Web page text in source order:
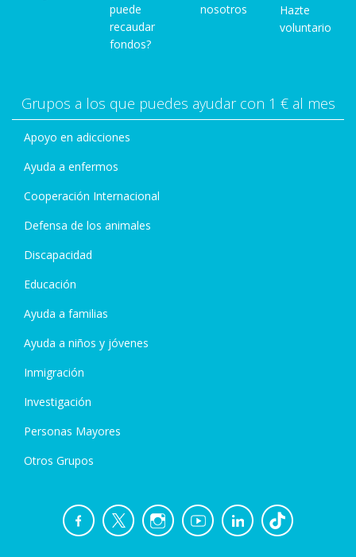
puede
recaudar
fondos?
nosotros
Hazte
voluntario
Grupos a los que puedes ayudar con 1 € al mes
Apoyo en adicciones
Ayuda a enfermos
Cooperación Internacional
Defensa de los animales
Discapacidad
Educación
Ayuda a familias
Ayuda a niños y jóvenes
Inmigración
Investigación
Personas Mayores
Otros Grupos